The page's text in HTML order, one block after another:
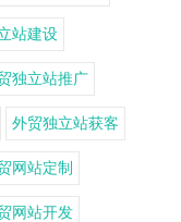
站建设
独立站推广
外贸独立站获客
网站定制
网站开发